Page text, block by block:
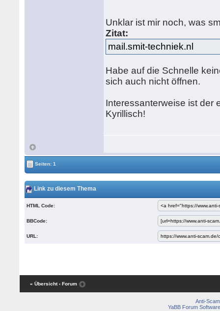
Unklar ist mir noch, was
Zitat:
mail.smit-techniek.nl
Habe auf die Schnelle
sich auch nicht öffnen.
Interessanterweise ist der
Kyrillisch!
Seiten: 1
Link zu diesem Thema
HTML Code:
BBCode:
URL:
« Übersicht ‹ Forum
Anti-Scam
YaBB Forum Software